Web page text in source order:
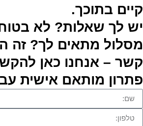
קיים בתוכך.
יש לך שאלות? לא
מסלול מתאים לך? זה
קשר – אנחנו כאן
פתרון מותאם אישית